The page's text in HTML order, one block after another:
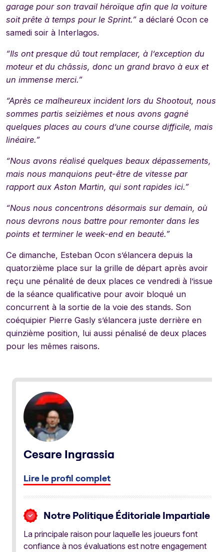
garage pour son travail héroïque afin que la voiture
soit prête à temps pour le Sprint.” a déclaré Ocon ce
samedi soir à Interlagos.
“Ils ont presque dû tout remplacer, à l’exception du
moteur et du châssis, donc un grand bravo à eux et
un immense merci.”
“Après ce malheureux incident lors du Shootout, nous
sommes partis seizièmes et nous avons gagné
quelques places au cours d’une course difficile, mais
linéaire.”
“Nous avons réalisé quelques beaux dépassements,
mais nous manquions peut-être de vitesse par
rapport aux Aston Martin, qui sont rapides ici.”
“Nous nous concentrons désormais sur demain, où
nous devrons nous battre pour remonter dans les
points et terminer le week-end en beauté.”
Ce dimanche, Esteban Ocon s’élancera depuis la
quatorzième place sur la grille de départ après avoir
reçu une pénalité de deux places ce vendredi à l’issue
de la séance qualificative pour avoir bloqué un
concurrent à la sortie de la voie des stands. Son
coéquipier Pierre Gasly s’élancera juste derrière en
quinzième position, lui aussi pénalisé de deux places
pour les mêmes raisons.
Cesare Ingrassia
Lire le profil complet
Notre Politique Éditoriale Impartiale
La principale raison pour laquelle les joueurs font
confiance à nos évaluations est notre engagement